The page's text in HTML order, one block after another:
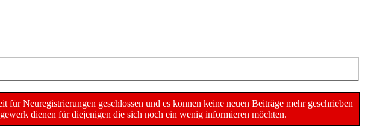
Neuregistrierungen geschlossen und es können keine neuen Beiträge mehr geschrieben
dienen für diejenigen die sich noch ein wenig informieren möchten.